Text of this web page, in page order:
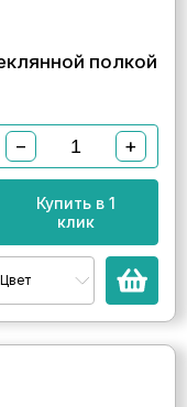
полкой
− +
Купить в 1
клик
Цвет